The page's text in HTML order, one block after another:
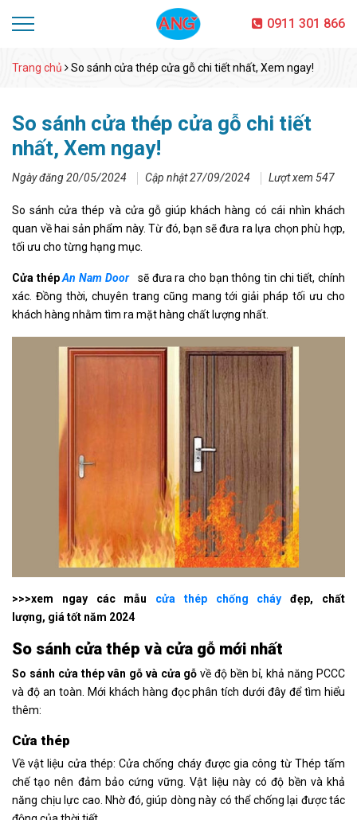
0911 301 866
Trang chủ So sánh cửa thép cửa gỗ chi tiết nhất, Xem ngay!
So sánh cửa thép cửa gỗ chi tiết
nhất, Xem ngay!
Ngày đăng 20/05/2024 Cập nhật 27/09/2024 Lượt xem 547
So sánh cửa thép và cửa gỗ giúp khách hàng có cái nhìn khách
quan về hai sản phẩm này. Từ đó, bạn sẽ đưa ra lựa chọn phù hợp,
tối ưu cho từng hạng mục.
Cửa thépAn Nam Door
sẽ đưa ra cho bạn thông tin chi tiết, chính
xác. Đồng thời, chuyên trang cũng mang tới giải pháp tối ưu cho
khách hàng nhằm tìm ra mặt hàng chất lượng nhất.
>>>xem ngay các mẫu cửa thép chống cháy đẹp, chất
lượng, giá tốt năm 2024
So sánh cửa thép và cửa gỗ mới nhất
So sánh cửa thép vân gỗ và cửa gỗ về độ bền bỉ, khả năng PCCC
và độ an toàn. Mới khách hàng đọc phân tích dưới đây để tìm hiểu
thêm:
Cửa thép
Về vật liệu cửa thép: Cửa chống cháy được gia công từ Thép tấm
chế tạo nên đảm bảo cứng vững. Vật liệu này có độ bền và khả
năng chịu lực cao. Nhờ đó, giúp dòng này có thể chống lại được tác